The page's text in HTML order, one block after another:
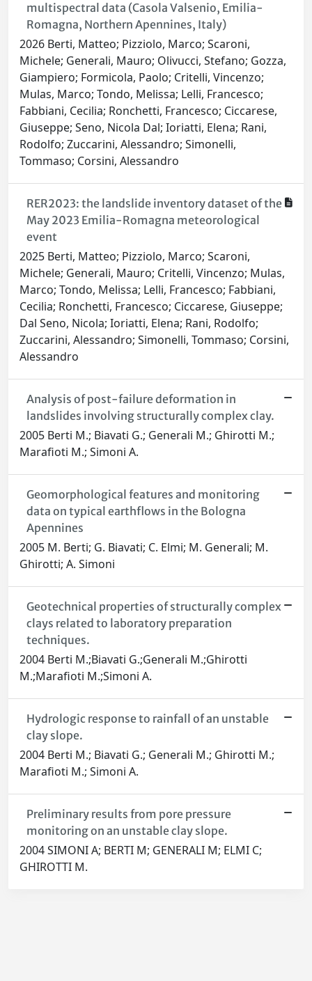
multispectral data (Casola Valsenio, Emilia-
Romagna, Northern Apennines, Italy)
2026 Berti, Matteo; Pizziolo, Marco; Scaroni,
Michele; Generali, Mauro; Olivucci, Stefano; Gozza,
Giampiero; Formicola, Paolo; Critelli, Vincenzo;
Mulas, Marco; Tondo, Melissa; Lelli, Francesco;
Fabbiani, Cecilia; Ronchetti, Francesco; Ciccarese,
Giuseppe; Seno, Nicola Dal; Ioriatti, Elena; Rani,
Rodolfo; Zuccarini, Alessandro; Simonelli,
Tommaso; Corsini, Alessandro
RER2023: the landslide inventory dataset of the
May 2023 Emilia-Romagna meteorological
event
2025 Berti, Matteo; Pizziolo, Marco; Scaroni,
Michele; Generali, Mauro; Critelli, Vincenzo; Mulas,
Marco; Tondo, Melissa; Lelli, Francesco; Fabbiani,
Cecilia; Ronchetti, Francesco; Ciccarese, Giuseppe;
Dal Seno, Nicola; Ioriatti, Elena; Rani, Rodolfo;
Zuccarini, Alessandro; Simonelli, Tommaso; Corsini,
Alessandro
Analysis of post-failure deformation in
landslides involving structurally complex clay.
2005 Berti M.; Biavati G.; Generali M.; Ghirotti M.;
Marafioti M.; Simoni A.
Geomorphological features and monitoring
data on typical earthflows in the Bologna
Apennines
2005 M. Berti; G. Biavati; C. Elmi; M. Generali; M.
Ghirotti; A. Simoni
Geotechnical properties of structurally complex
clays related to laboratory preparation
techniques.
2004 Berti M.;Biavati G.;Generali M.;Ghirotti
M.;Marafioti M.;Simoni A.
Hydrologic response to rainfall of an unstable
clay slope.
2004 Berti M.; Biavati G.; Generali M.; Ghirotti M.;
Marafioti M.; Simoni A.
Preliminary results from pore pressure
monitoring on an unstable clay slope.
2004 SIMONI A; BERTI M; GENERALI M; ELMI C;
GHIROTTI M.